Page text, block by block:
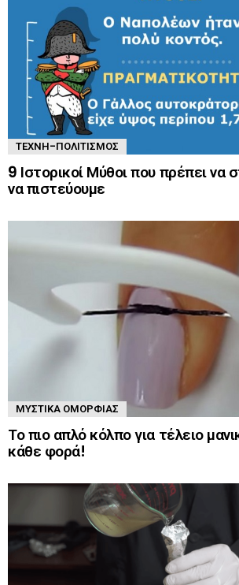
ΤΈΧΝΗ-ΠΟΛΙΤΙΣΜΌΣ
9 Ιστορικοί Μύθοι που πρέπει να
να πιστεύουμε
ΜΥΣΤΙΚΆ ΟΜΟΡΦΙΆΣ
Το πιο απλό κόλπο για τέλειο
κάθε φορά!